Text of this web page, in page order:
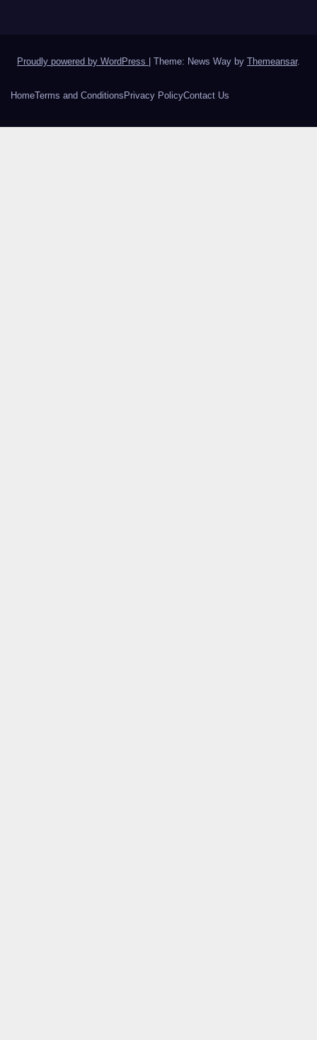
Proudly powered by WordPress | Theme: News Way by Themeansar.
HomeTerms and Conditions Privacy PolicyContact Us